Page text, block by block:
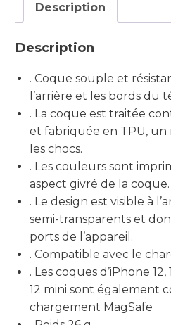
Description
Description
. Coque souple et
l’arrière et les bords du
. La coque est traitée
et fabriquée en TPU,
les chocs.
. Les couleurs sont
aspect givré de la coque.
. Le design est visible à
semi-transparents et
ports de l’appareil.
. Compatible avec le
. Les coques d’iPhone
12 mini sont également
chargement MagSafe